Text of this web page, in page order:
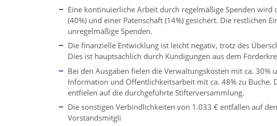
Eine kontinuierliche Arbeit durch regelmäßige Spenden wird
(40%) und einer Patenschaft (14%) gesichert. Die restlichen
unregelmäßige Spenden.
Die finanzielle Entwicklung ist leicht negativ, trotz des
Dies ist hauptsächlich durch Kündigungen aus dem
Bei den Ausgaben fielen die Verwaltungskosten mit ca. 30%
Information und Öffentlichkeitsarbeit mit ca. 48% zu Buche.
entfielen auf die durchgeführte Stifterversammlung.
Die sonstigen Verbindlichkeiten von 1.033 € entfallen auf
Vorstandsmitgli